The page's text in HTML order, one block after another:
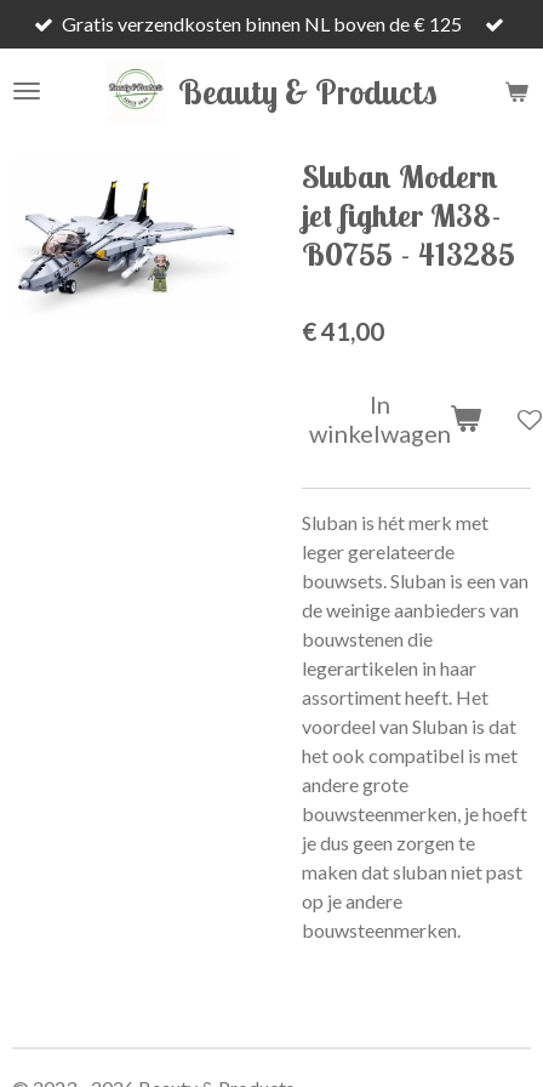
Ga
direct
naar
Beauty & Products
Gratis verzendkosten binnen NL boven de € 125
Sluban Modern
jet fighter M38-
B0755 - 413285
€ 41,00
In
winkelwagen
Sluban is hét merk met
leger gerelateerde
bouwsets. Sluban is een van
de weinige aanbieders van
bouwstenen die
legerartikelen in haar
assortiment heeft. Het
voordeel van Sluban is dat
het ook compatibel is met
andere grote
bouwsteenmerken, je hoeft
je dus geen zorgen te
maken dat sluban niet past
op je andere
bouwsteenmerken.